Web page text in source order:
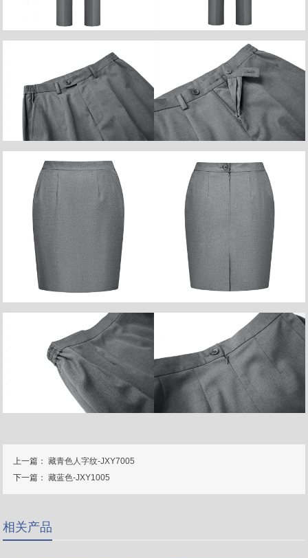
上一篇：藏青色人字纹-JXY7005
下一篇：藏蓝色-JXY1005
相关产品